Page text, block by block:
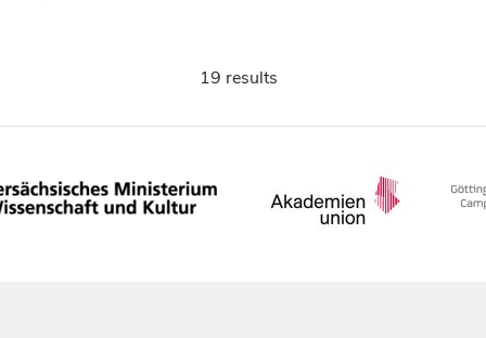
19 results